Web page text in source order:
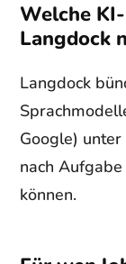
Welche
Langdock
Langdock
Google)
nach
können.